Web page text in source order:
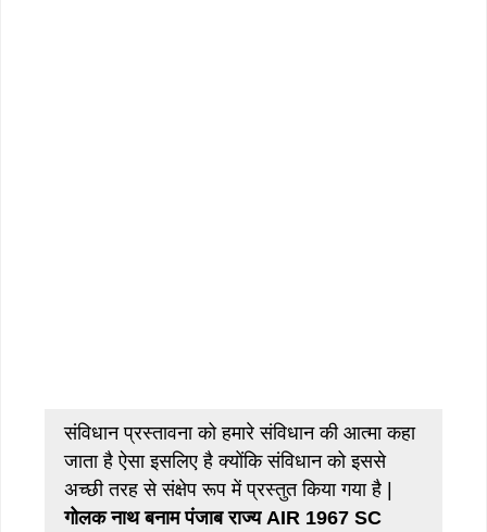
संविधान प्रस्तावना को हमारे संविधान की आत्मा कहा
जाता है ऐसा इसलिए है क्योंकि संविधान को इससे
अच्छी तरह से संक्षेप रूप में प्रस्तुत किया गया है |
गोलक नाथ बनाम पंजाब राज्य AIR 1967 SC